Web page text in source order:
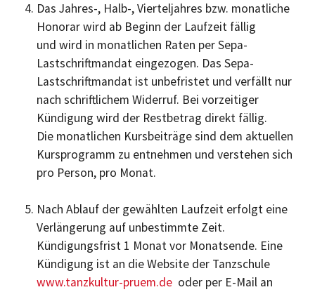
Das Jahres-, Halb-, Vierteljahres bzw. monatliche
Honorar wird ab Beginn der Laufzeit fällig
und wird in monatlichen Raten per Sepa-
Lastschriftmandat eingezogen. Das Sepa-
Lastschriftmandat ist unbefristet und verfällt nur
nach schriftlichem Widerruf. Bei vorzeitiger
Kündigung wird der Restbetrag direkt fällig.
Die monatlichen Kursbeiträge sind dem aktuellen
Kursprogramm zu entnehmen und verstehen sich
pro Person, pro Monat.
Nach Ablauf der gewählten Laufzeit erfolgt eine
Verlängerung auf unbestimmte Zeit.
Kündigungsfrist 1 Monat vor Monatsende. Eine
Kündigung ist an die Website der Tanzschule
www.tanzkultur-pruem.de oder per E-Mail an